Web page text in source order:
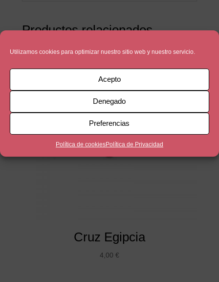
Utilizamos cookies para optimizar nuestro sitio web y nuestro servicio.
Acepto
Denegado
Preferencias
Política de cookiesPolítica de Privacidad
Productos relacionados
Cruz Egipcia
4,00 €